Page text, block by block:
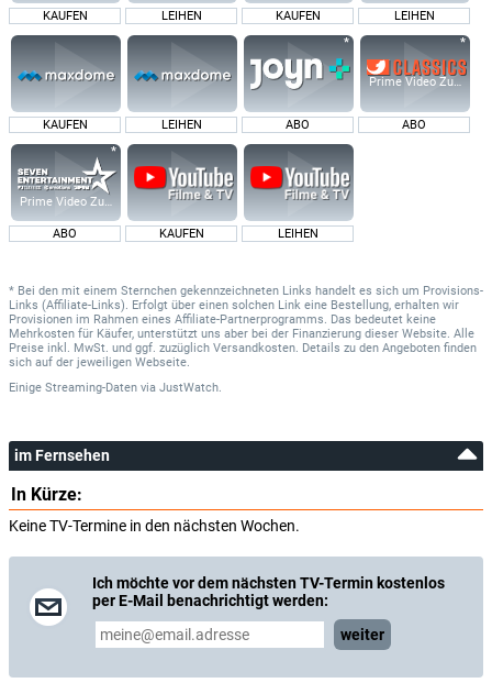
KAUFEN LEIHEN KAUFEN LEIHEN
KAUFEN LEIHEN ABO
Prime Video Zusatz-
ABO
Prime Video Zusatz-Kanäle
ABO KAUFEN LEIHEN
* Bei den mit einem Sternchen gekennzeichneten Links handelt es sich um Provisions-
Links (Affiliate-Links). Erfolgt über einen solchen Link eine Bestellung, erhalten wir
Provisionen im Rahmen eines Affiliate-Partnerprogramms. Das bedeutet keine
Mehrkosten für Käufer, unterstützt uns aber bei der Finanzierung dieser Website. Alle
Preise inkl. MwSt. und ggf. zuzüglich Versandkosten. Details zu den Angeboten finden
sich auf der jeweiligen Webseite.
Einige Streaming-Daten via JustWatch.
im Fernsehen
In Kürze:
Keine TV-Termine in den nächsten Wochen.
Ich möchte vor dem nächsten TV-Termin kostenlos
per E-Mail benachrichtigt werden:
weiter